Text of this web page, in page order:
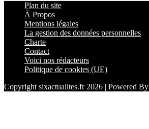
Plan du site
À Propos
Mentions légales
La gestion des données personnelles
Charte
Contact
Voici nos rédacteurs
Politique de cookies (UE)
Copyright sixactualites.fr 2026 | Powered By